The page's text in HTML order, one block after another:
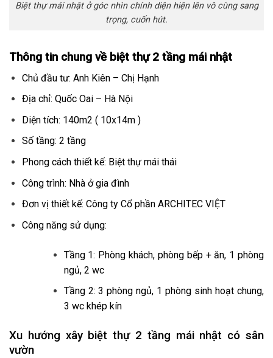
Biệt thự mái nhật ở góc nhìn chính diện hiện lên vô cùng sang
trọng, cuốn hút.
Thông tin chung về biệt thự 2 tầng mái nhật
Chủ đầu tư: Anh Kiên – Chị Hạnh
Địa chỉ: Quốc Oai – Hà Nội
Diện tích: 140m2 ( 10x14m )
Số tầng: 2 tầng
Phong cách thiết kế: Biệt thự mái thái
Công trình: Nhà ở gia đình
Đơn vị thiết kế: Công ty Cổ phần ARCHITEC VIỆT
Công năng sử dụng:
Tầng 1: Phòng khách, phòng bếp + ăn, 1 phòng
ngủ, 2 wc
Tầng 2: 3 phòng ngủ, 1 phòng sinh hoạt chung,
3 wc khép kín
Xu hướng xây biệt thự 2 tầng mái nhật có sân
vườn